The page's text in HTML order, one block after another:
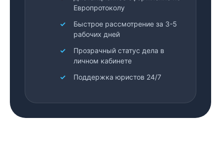
Европротоколу
Быстрое рассмотрение за 3-5
рабочих дней
Прозрачный статус дела в
личном кабинете
Поддержка юристов 24/7